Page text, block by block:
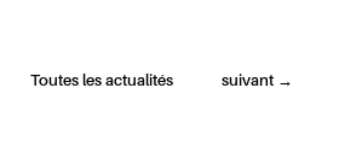
Toutes les actualités suivant →